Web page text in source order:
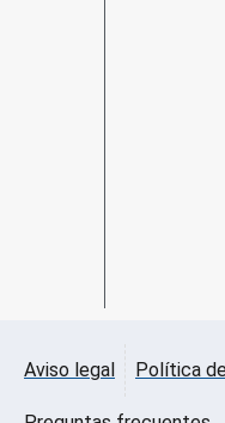
Aviso legal Política